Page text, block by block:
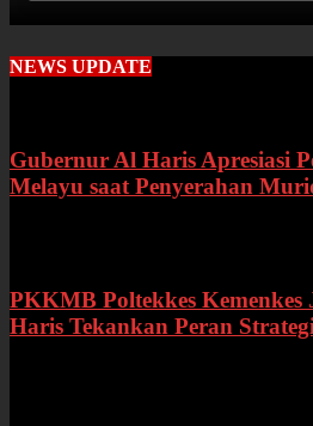
NEWS UPDATE
Gubernur Al Haris Apresiasi
Melayu saat Penyerahan
PKKMB Poltekkes
Haris Tekankan Peran